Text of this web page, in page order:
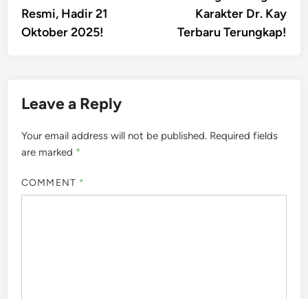
Resmi, Hadir 21
Oktober 2025!
Karakter Dr. Kay
Terbaru Terungkap!
Leave a Reply
Your email address will not be published. Required fields
are marked *
COMMENT *